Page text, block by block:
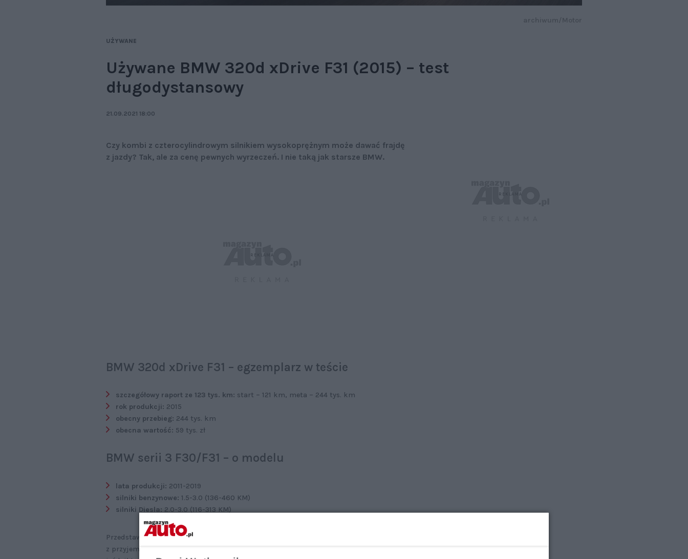
UŻYWANE
Używane BMW 320d xDrive F31 (2015) – test
długodystansowy
21.09.2021 18:00
Czy kombi z czterocylindrowym silnikiem wysokoprężnym może dawać frajdę
z jazdy? Tak, ale za cenę pewnych wyrzeczeń. I nie taką jak starsze BMW.
BMW 320d xDrive F31 – egzemplarz w teście
szczegółowy raport ze 123 tys. km: start – 121 km, meta – 244 tys. km
rok produkcji: 2015
obecny przebieg: 244 tys. km
obecna wartość: 59 tys. zł
BMW serii 3 F30/F31 – o modelu
lata produkcji: 2011-2019
silniki benzynowe: 1.5-3.0 (136-460 KM)
silniki Diesla: 2.0-3.0 (116-313 KM)
Przedstawiciel bawarskiego koncernu w klasie średniej od lat łączy użyteczność
z przyjemnością z jazdy, obcą wielu konkurentom. Głównie dlatego pan Marek od lat